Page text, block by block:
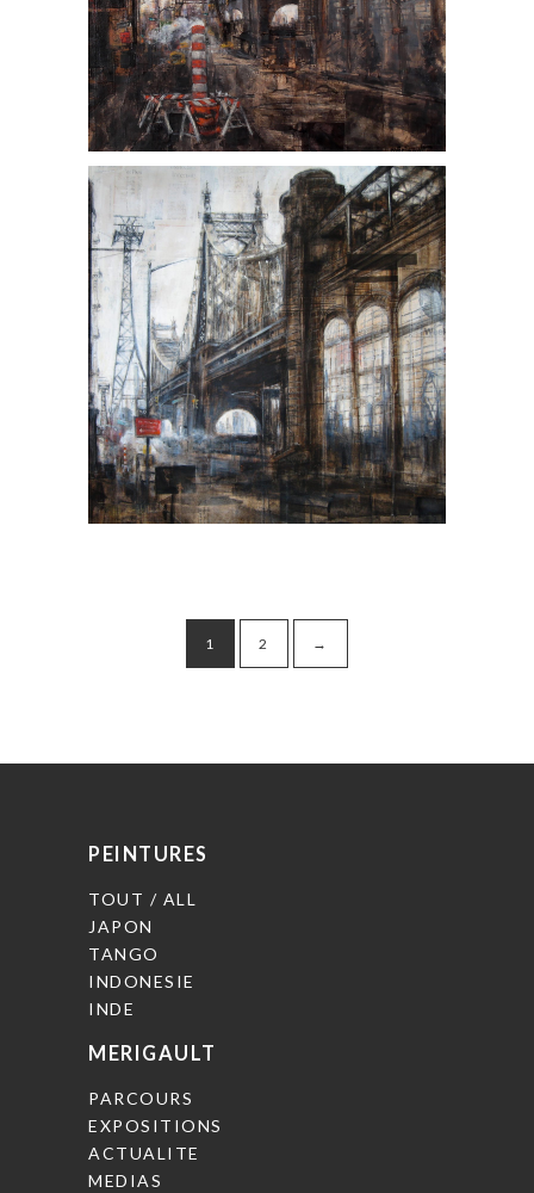
1 2 →
PEINTURES
TOUT / ALL
JAPON
TANGO
INDONESIE
INDE
MERIGAULT
PARCOURS
EXPOSITIONS
ACTUALITE
MEDIAS